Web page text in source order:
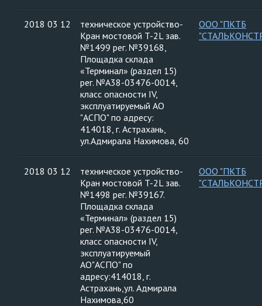
2018 03 12
техническое устройство-
Кран мостовой T-2L зав.
№1499 рег. №39168,
Площадка склада
«Терминал» (раздел 15)
рег. №А38-03476-0014,
класс опасности IV,
эксплуатируемый АО
"АСПО" по адресу:
414018, г. Астрахань,
ул.Адмирала Нахимова, 60
ООО "ПКТБ
2018 03 12
техническое устройство-
Кран мостовой T-2L зав.
№1498 рег. №39167.
Площадка склада
«Терминал» (раздел 15)
рег. №А38-03476-0014,
класс опасности IV,
эксплуатируемый
АО"АСПО" по
адресу:414018, г.
Астрахань,ул. Адмирала
Нахимова,60
ООО "ПКТБ